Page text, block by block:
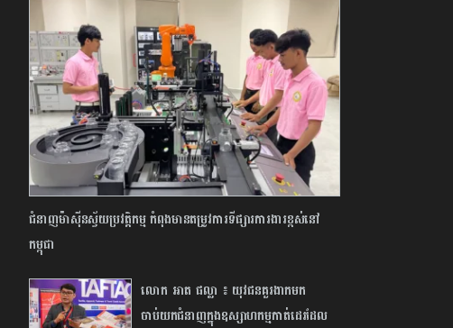
ជំនាញ​ម៉ាស៊ីន​ស្វ័យប្រវត្តិកម្ម​ ​កំពុង​មាន​តម្រូវការទីផ្សារការងារ​ខ្ពស់​នៅ​
កម្ពុជា​
លោក អាត ផល្លា ៖ យុវជនគួរងាកមក
ចាប់យកជំនាញក្នុងឧស្សាហកម្មកាត់ដេរដែល